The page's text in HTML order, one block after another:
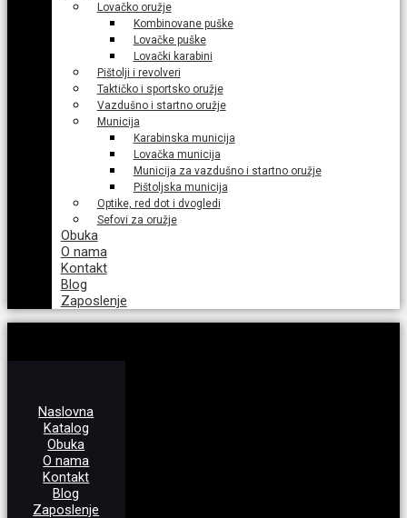
Lovačko oružje
Kombinovane puške
Lovačke puške
Lovački karabini
Pištolji i revolveri
Taktičko i sportsko oružje
Vazdušno i startno oružje
Municija
Karabinska municija
Lovačka municija
Municija za vazdušno i startno oružje
Pištoljska municija
Optike, red dot i dvogledi
Sefovi za oružje
Obuka
O nama
Kontakt
Blog
Zaposlenje
Naslovna
Katalog
Obuka
O nama
Kontakt
Blog
Zaposlenje